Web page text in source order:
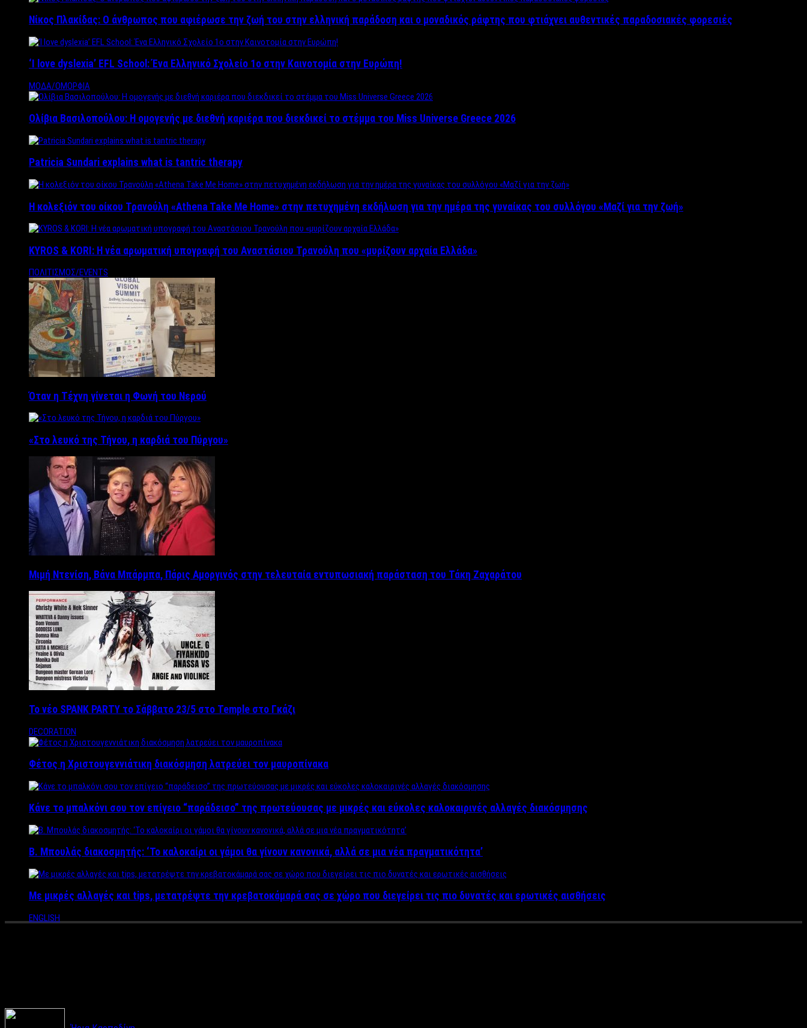
Νίκος Πλακίδας: O άνθρωπος που αφιέρωσε την ζωή του στην ελληνική παράδοση και ο μοναδικός ράφτης που φτιάχνει αυθεντικές παραδοσιακές φορεσιές
‘Ι love dyslexia’ EFL School: Ένα Ελληνικό Σχολείo 1ο στην Καινοτομία στην Ευρώπη!
ΜΟΔΑ/ΟΜΟΡΦΙΑ
Ολίβια Βασιλοπούλου: Η ομογενής με διεθνή καριέρα που διεκδικεί το στέμμα του Miss Universe Greece 2026
Patricia Sundari explains what is tantric therapy
Η κολεξιόν του οίκου Τρανούλη «Athena Take Me Home» στην πετυχημένη εκδήλωση για την ημέρα της γυναίκας του συλλόγου «Μαζί για την ζωή»
KYROS & KORI: Η νέα αρωματική υπογραφή του Αναστάσιου Τρανούλη που «μυρίζουν αρχαία Ελλάδα»
ΠΟΛΙΤΙΣΜΟΣ/EVENTS
Όταν η Τέχνη γίνεται η Φωνή του Νερού
«Στο λευκό της Τήνου, η καρδιά του Πύργου»
Μιμή Ντενίση, Βάνα Μπάρμπα, Πάρις Αμοργινός στην τελευταία εντυπωσιακή παράσταση του Τάκη Ζαχαράτου
Το νέο SPANK PARTY το Σάββατο 23/5 στο Temple στο Γκάζι
DECORATION
Φέτος η Χριστουγεννιάτικη διακόσμηση λατρεύει τον μαυροπίνακα
Κάνε το μπαλκόνι σου τον επίγειο “παράδεισο” της πρωτεύουσας με μικρές και εύκολες καλοκαιρινές αλλαγές διακόσμησης
Β. Μπουλάς διακοσμητής: ‘Το καλοκαίρι οι γάμοι θα γίνουν κανονικά, αλλά σε μια νέα πραγματικότητα’
Με μικρές αλλαγές και tips, μετατρέψτε την κρεβατοκάμαρά σας σε χώρο που διεγείρει τις πιο δυνατές και ερωτικές αισθήσεις
ENGLISH